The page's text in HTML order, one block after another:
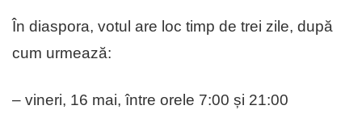
În diaspora, votul are loc timp de trei zile, după
cum urmează:
– vineri, 16 mai, între orele 7:00 și 21:00